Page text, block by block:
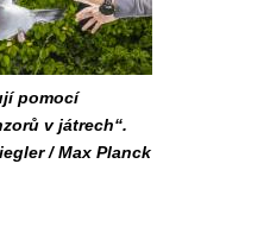
pomocí
v játrech“.
/ Max Planck